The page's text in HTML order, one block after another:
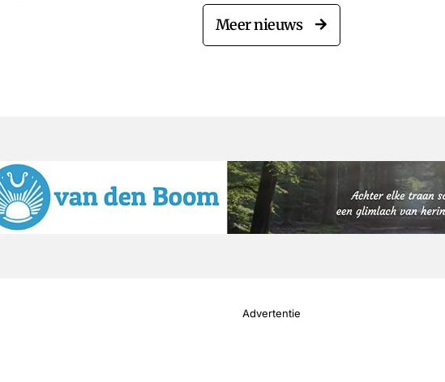
Meer nieuws
Advertentie